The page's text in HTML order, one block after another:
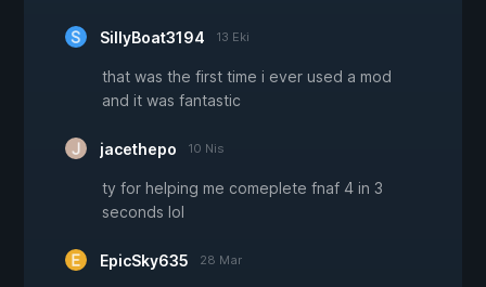
SillyBoat3194 13 Eki
that was the first time i ever used a mod
and it was fantastic
jacethepo 10 Nis
ty for helping me comeplete fnaf 4 in 3
seconds lol
EpicSky635 28 Mar